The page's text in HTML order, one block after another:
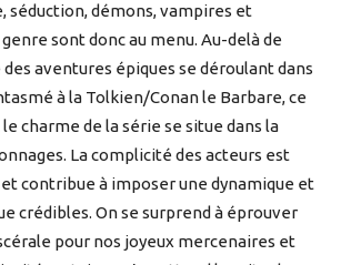
séduction, démons, vampires et
sont donc au menu. Au-delà de
aventures épiques se déroulant dans
à la Tolkien/Conan le Barbare, ce
charme de la série se situe dans la
La complicité des acteurs est
contribue à imposer une dynamique et
crédibles. On se surprend à éprouver
pour nos joyeux mercenaires et